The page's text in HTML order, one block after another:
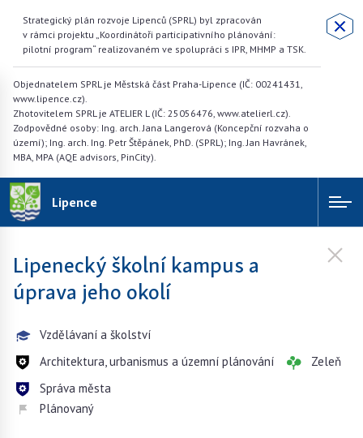
Strategický plán rozvoje Lipenců (SPRL) byl zpracován
v rámci projektu „Koordinátoři participativního plánování:
pilotní program“ realizovaném ve spolupráci s IPR, MHMP a TSK.
Objednatelem SPRL je Městská část Praha-Lipence (IČ: 00241431,
www.lipence.cz).
Zhotovitelem SPRL je ATELIER L (IČ: 25056476, www.atelierl.cz).
Zodpovědné osoby: Ing. arch. Jana Langerová (Koncepční rozvaha o
území); Ing. arch. Ing. Petr Štěpánek, PhD. (SPRL); Ing. Jan Havránek,
MBA, MPA (AQE advisors, PinCity).
Lipence
Lipenecký školní kampus a
úprava jeho okolí
Vzdělávaní a školství
Architektura, urbanismus a územní plánování
Zeleň
Správa města
Plánovaný